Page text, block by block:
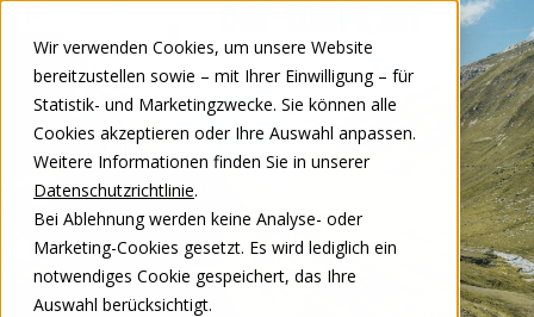
Wir verwenden Cookies, um unsere Website
bereitzustellen sowie – mit Ihrer Einwilligung – für
Statistik- und Marketingzwecke. Sie können alle
Cookies akzeptieren oder Ihre Auswahl anpassen.
Weitere Informationen finden Sie in unserer
Datenschutzrichtlinie.
Bei Ablehnung werden keine Analyse- oder
Marketing-Cookies gesetzt. Es wird lediglich ein
notwendiges Cookie gespeichert, das Ihre
Auswahl berücksichtigt.
DEFR
Open menu